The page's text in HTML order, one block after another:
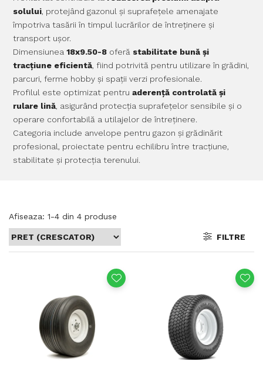
solului, protejând gazonul și suprafețele amenajate
împotriva tasării în timpul lucrărilor de întreținere și
transport ușor.
Dimensiunea18x9.50-8 oferă stabilitate bună și
tracțiune eficientă, fiind potrivită pentru utilizare în grădini,
parcuri, ferme hobby și spații verzi profesionale.
Profilul este optimizat pentruaderență controlată și
rulare lină, asigurând protecția suprafețelor sensibile și o
operare confortabilă a utilajelor de întreținere.
Categoria include anvelope pentru gazon și grădinărit
profesional, proiectate pentru echilibru între tracțiune,
stabilitate și protecția terenului.
Afiseaza: 1-4 din 4 produse
FILTRE